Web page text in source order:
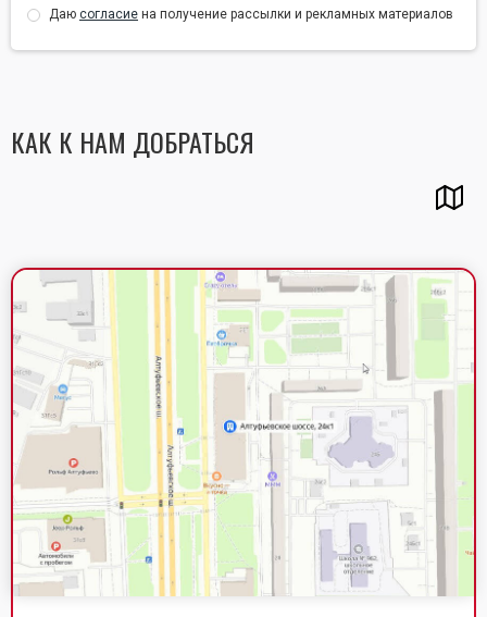
Даю согласие на получение рассылки и рекламных материалов
КАК К НАМ ДОБРАТЬСЯ